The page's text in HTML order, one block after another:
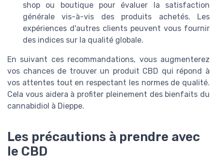
shop ou boutique pour évaluer la satisfaction
générale vis-à-vis des produits achetés. Les
expériences d'autres clients peuvent vous fournir
des indices sur la qualité globale.
En suivant ces recommandations, vous augmenterez
vos chances de trouver un produit CBD qui répond à
vos attentes tout en respectant les normes de qualité.
Cela vous aidera à profiter pleinement des bienfaits du
cannabidiol à Dieppe.
Les précautions à prendre avec
le CBD